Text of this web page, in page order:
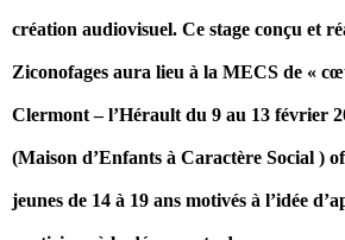
création audiovisuel. Ce stage conçu et
Ziconofages aura lieu à la MECS de «
Clermont – l’Hérault du 9 au 13 février
(Maison d’Enfants à Caractère Social )
jeunes de 14 à 19 ans motivés à l’idée